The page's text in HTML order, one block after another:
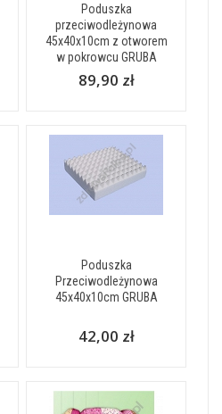
Poduszka
przeciwodleżynowa
45x40x10cm z otworem
w pokrowcu GRUBA
89,90 zł
Poduszka
Przeciwodleżynowa
45x40x10cm GRUBA
42,00 zł